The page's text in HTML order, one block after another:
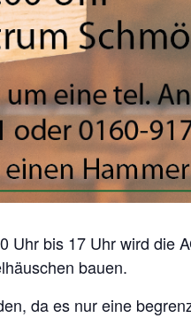
Uhr bis 17 Uhr wird die
bauen.
da es nur eine